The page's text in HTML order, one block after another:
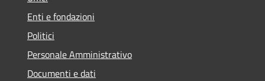
Enti e fondazioni
Politici
Personale Amministrativo
Documenti e dati